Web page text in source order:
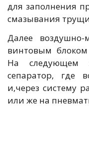
для заполнения
смазывания
Далее воздушно-
винтовым
На следующем
сепаратор, где
и,через систему
или же на